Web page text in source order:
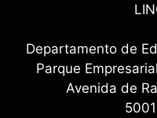
Departamento de
Parque
Avenida de